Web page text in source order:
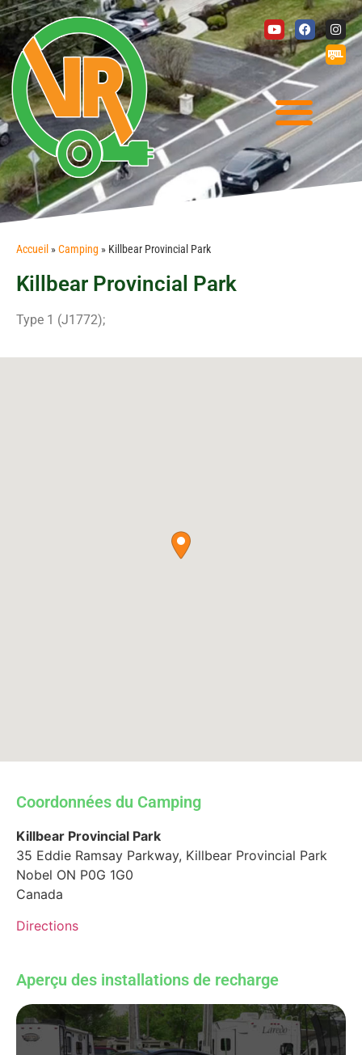
Accueil »Camping » Killbear Provincial Park
Killbear Provincial Park
Type 1 (J1772);
Coordonnées du Camping
Killbear Provincial Park
35 Eddie Ramsay Parkway, Killbear Provincial Park
Nobel ON P0G 1G0
Canada
Directions
Aperçu des installations de recharge